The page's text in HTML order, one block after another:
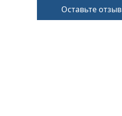
Оставьте отзыв